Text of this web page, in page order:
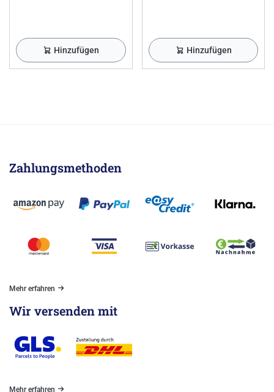
Hinzufügen Hinzufügen
Zahlungsmethoden
Mehr erfahren
Wir versenden mit
Mehr erfahren